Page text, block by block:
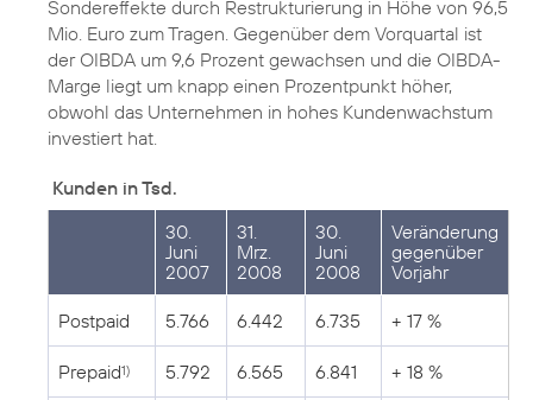
Sondereffekte durch Restrukturierung in Höhe von 96,5
Mio. Euro zum Tragen. Gegenüber dem Vorquartal ist
der OIBDA um 9,6 Prozent gewachsen und die OIBDA-
Marge liegt um knapp einen Prozentpunkt höher,
obwohl das Unternehmen in hohes Kundenwachstum
investiert hat.
Kunden in Tsd.
30.
Juni
2007
31.
Mrz.
2008
30.
Juni
2008
Veränderung
gegenüber
Vorjahr
Postpaid 5.766 6.442 6.735 + 17 %
Prepaid1) 5.792 6.565 6.841 + 18 %